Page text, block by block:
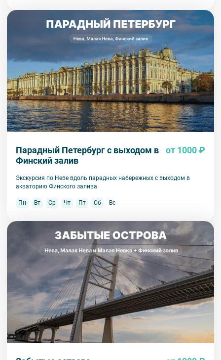
Парадный Петербург с выходом в
Финский залив
от 1000 ₽
Экскурсия по Неве вдоль парадных набережных с выходом в
акваторию Финского залива.
Пн Вт Ср Чт Пт Сб Вс